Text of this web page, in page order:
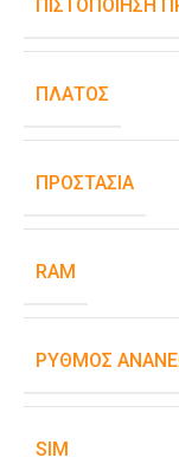
ΠΙΣΤΟΠΟΊΗΣΗ
ΠΛΆΤΟΣ
ΠΡΟΣΤΑΣΊΑ
RAM
ΡΥΘΜΌΣ
SIM